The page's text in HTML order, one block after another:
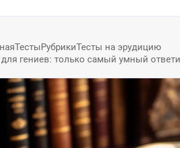
ТестыРубрикиТесты на эрудицию
для гениев: только самый умный